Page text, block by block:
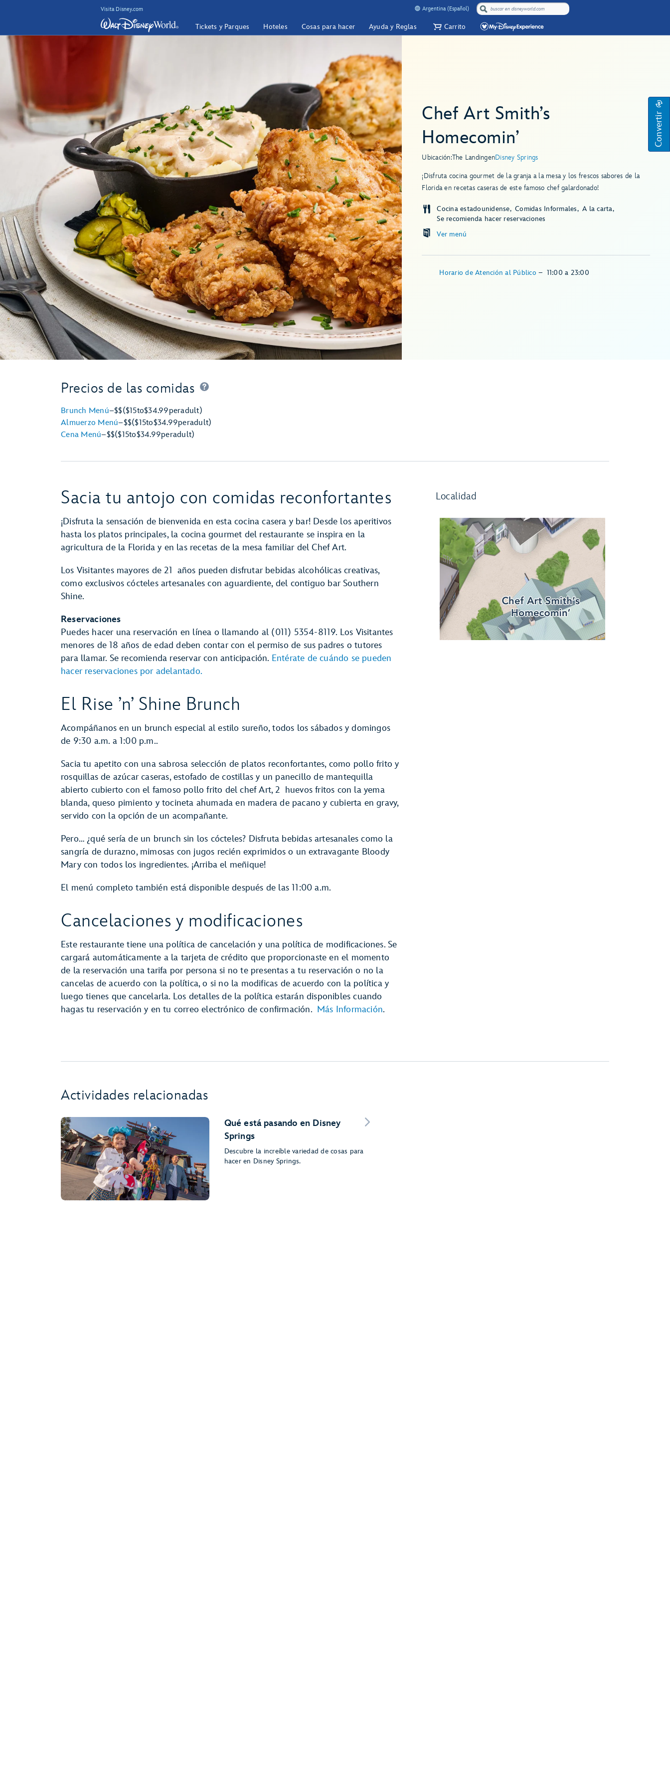
Visita Disney.com Argentina (Español)
Tickets y Parques Hoteles Cosas para hacer Ayuda y Reglas Carrito
Convertir
Chef Art Smith’s
Homecomin’
Ubicación:The LandingenDisney Springs
¡Disfruta cocina gourmet de la granja a la mesa y los frescos sabores de la
Florida en recetas caseras de este famoso chef galardonado!
Ver menú
Cocina estadounidense Comidas Informales
A la carta
Se recomienda hacer reservaciones
Horario de Atención al Público– 11:00 a 23:00
Precios de las comidas
Brunch Menú–$$($15to$34.99peradult)
Almuerzo Menú–$$($15to$34.99peradult)
Cena Menú–$$($15to$34.99peradult)
Sacia tu antojo con comidas reconfortantes
¡Disfruta la sensación de bienvenida en esta cocina casera y bar! Desde los aperitivos
hasta los platos principales, la cocina gourmet del restaurante se inspira en la
agricultura de la Florida y en las recetas de la mesa familiar del Chef Art.
Los Visitantes mayores de 21 años pueden disfrutar bebidas alcohólicas creativas,
como exclusivos cócteles artesanales con aguardiente, del contiguo bar Southern
Shine.
Reservaciones
Puedes hacer una reservación en línea o llamando al (011) 5354-8119. Los Visitantes
menores de 18 años de edad deben contar con el permiso de sus padres o tutores
para llamar. Se recomienda reservar con anticipación. Entérate de cuándo se pueden
hacer reservaciones por adelantado.
El Rise ’n’ Shine Brunch
Acompáñanos en un brunch especial al estilo sureño, todos los sábados y domingos
de 9:30 a.m. a 1:00 p.m..
Sacia tu apetito con una sabrosa selección de platos reconfortantes, como pollo frito y
rosquillas de azúcar caseras, estofado de costillas y un panecillo de mantequilla
abierto cubierto con el famoso pollo frito del chef Art, 2 huevos fritos con la yema
blanda, queso pimiento y tocineta ahumada en madera de pacano y cubierta en gravy,
servido con la opción de un acompañante.
Pero… ¿qué sería de un brunch sin los cócteles? Disfruta bebidas artesanales como la
sangría de durazno, mimosas con jugos recién exprimidos o un extravagante Bloody
Mary con todos los ingredientes. ¡Arriba el meñique!
El menú completo también está disponible después de las 11:00 a.m.
Cancelaciones y modificaciones
Este restaurante tiene una política de cancelación y una política de modificaciones. Se
cargará automáticamente a la tarjeta de crédito que proporcionaste en el momento
de la reservación una tarifa por persona si no te presentas a tu reservación o no la
cancelas de acuerdo con la política, o si no la modificas de acuerdo con la política y
luego tienes que cancelarla. Los detalles de la política estarán disponibles cuando
hagas tu reservación y en tu correo electrónico de confirmación. Más Información.
Localidad
Actividades relacionadas
Qué está pasando en Disney
Springs
Descubre la increíble variedad de cosas para
hacer en Disney Springs.